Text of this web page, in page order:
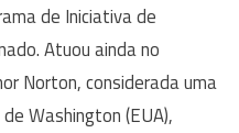
de Iniciativa de
Atuou ainda no
Norton, considerada uma
Washington (EUA),